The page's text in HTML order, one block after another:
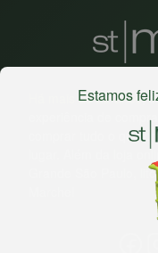
Há mais de 22 anos,
experiência de
comprar tudo o que
lugar. Além da loja
Grande São Paulo,
Estamos